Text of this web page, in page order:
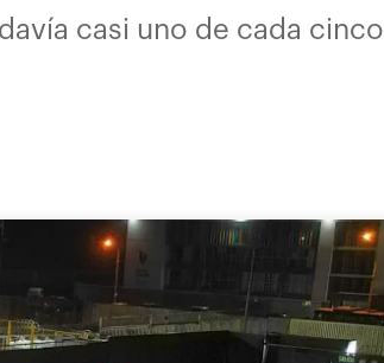
casi uno de cada cinco